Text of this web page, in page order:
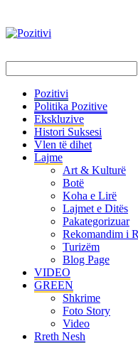
Pozitivi
Politika Pozitive
Ekskluzive
Histori Suksesi
Vlen të dihet
Lajme
Art & Kulturë
Botë
Koha e Lirë
Lajmet e Ditës
Pakategorizuar
Rekomandim i
Turizëm
Blog Page
VIDEO
GREEN
Shkrime
Foto Story
Video
Rreth Nesh